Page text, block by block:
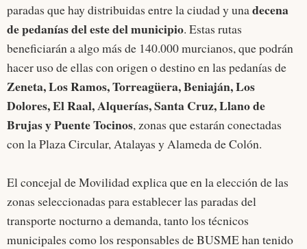
paradas que hay distribuidas entre la ciudad y unadecena
de pedanías del este del municipio. Estas rutas
beneficiarán a algo más de 140.000 murcianos, que podrán
hacer uso de ellas con origen o destino en las pedanías de
Zeneta, Los Ramos, Torreagüera, Beniaján, Los
Dolores, El Raal, Alquerías, Santa Cruz, Llano de
Brujas y Puente Tocinos, zonas que estarán conectadas
con la Plaza Circular, Atalayas y Alameda de Colón.
El concejal de Movilidad explica que en la elección de las
zonas seleccionadas para establecer las paradas del
transporte nocturno a demanda, tanto los técnicos
municipales como los responsables de BUSME han tenido